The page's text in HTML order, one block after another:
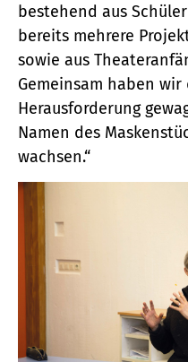
bestehend aus
bereits mehrere
sowie aus
Gemeinsam haben
Herausforderung
Namen des
wachsen.“